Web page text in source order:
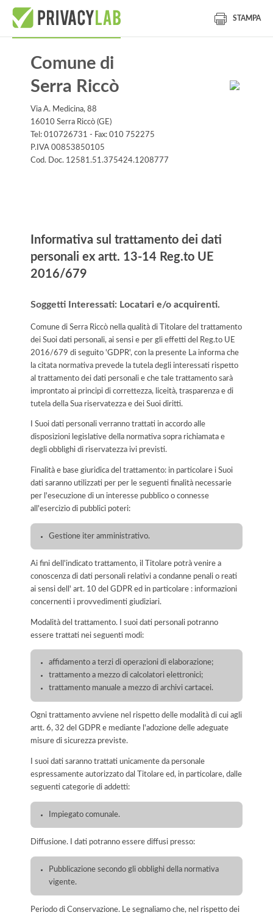
STAMPA
Comune di
Serra Riccò
Via A. Medicina, 88
16010 Serra Riccò (GE)
Tel: 010726731 - Fax: 010 752275
P.IVA 00853850105
Cod. Doc. 12581.51.375424.1208777
Informativa sul trattamento dei dati
personali ex artt. 13-14 Reg.to UE
2016/679
Soggetti Interessati: Locatari e/o acquirenti.
Comune di Serra Riccò nella qualità di Titolare del trattamento
dei Suoi dati personali, ai sensi e per gli effetti del Reg.to UE
2016/679 di seguito 'GDPR', con la presente La informa che
la citata normativa prevede la tutela degli interessati rispetto
al trattamento dei dati personali e che tale trattamento sarà
improntato ai principi di correttezza, liceità, trasparenza e di
tutela della Sua riservatezza e dei Suoi diritti.
I Suoi dati personali verranno trattati in accordo alle
disposizioni legislative della normativa sopra richiamata e
degli obblighi di riservatezza ivi previsti.
Finalità e base giuridica del trattamento: in particolare i Suoi
dati saranno utilizzati per per le seguenti finalità necessarie
per l'esecuzione di un interesse pubblico o connesse
all'esercizio di pubblici poteri:
Gestione iter amministrativo.
Ai fini dell'indicato trattamento, il Titolare potrà venire a
conoscenza di dati personali relativi a condanne penali o reati
ai sensi dell' art. 10 del GDPR ed in particolare : informazioni
concernenti i provvedimenti giudiziari.
Modalità del trattamento. I suoi dati personali potranno
essere trattati nei seguenti modi:
affidamento a terzi di operazioni di elaborazione;
trattamento a mezzo di calcolatori elettronici;
trattamento manuale a mezzo di archivi cartacei.
Ogni trattamento avviene nel rispetto delle modalità di cui agli
artt. 6, 32 del GDPR e mediante l'adozione delle adeguate
misure di sicurezza previste.
I suoi dati saranno trattati unicamente da personale
espressamente autorizzato dal Titolare ed, in particolare, dalle
seguenti categorie di addetti:
Impiegato comunale.
Diffusione. I dati potranno essere diffusi presso:
Pubblicazione secondo gli obblighi della normativa
vigente.
Periodo di Conservazione. Le segnaliamo che, nel rispetto dei